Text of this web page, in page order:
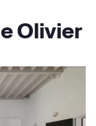
Olivier